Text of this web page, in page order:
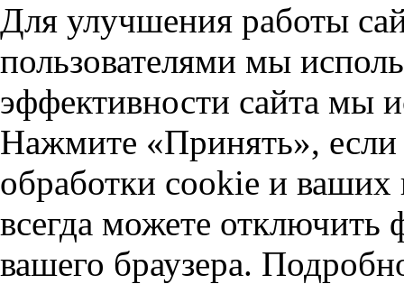
Для улучшения работы
пользователями мы
эффективности сайта мы
Нажмите «Принять», если
обработки cookie и
всегда можете отключить
вашего браузера.